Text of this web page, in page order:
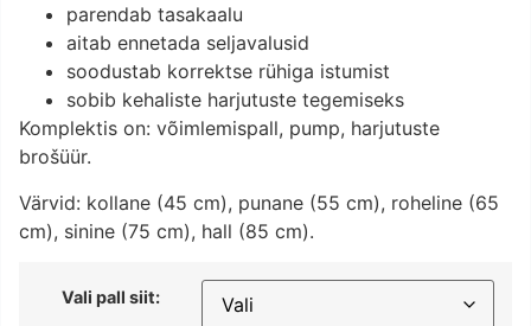
parendab tasakaalu
aitab ennetada seljavalusid
soodustab korrektse rühiga istumist
sobib kehaliste harjutuste tegemiseks
Komplektis on: võimlemispall, pump, harjutuste
brošüür.
Värvid: kollane (45 cm), punane (55 cm), roheline (65
cm), sinine (75 cm), hall (85 cm).
Vali pall siit: